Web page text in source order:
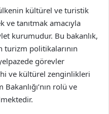
kültürel ve turistik
tanıtmak amacıyla
kurumudur. Bu bakanlık,
turizm politikalarının
görevler
ve kültürel zenginlikleri
rolü ve